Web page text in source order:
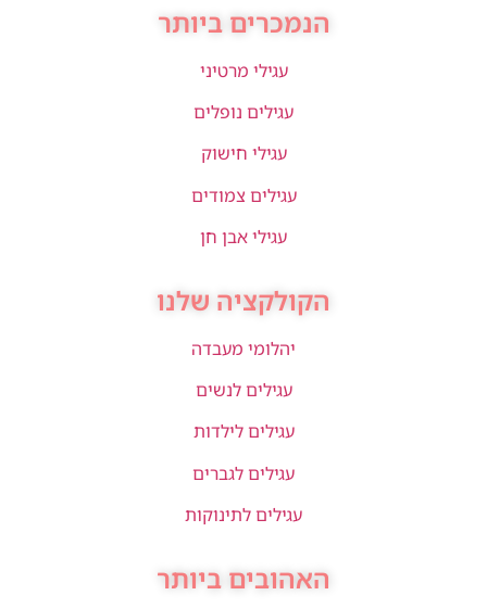
הנמכרים ביותר
עגילי מרטיני
עגילים נופלים
עגילי חישוק
עגילים צמודים
עגילי אבן חן
הקולקציה שלנו
יהלומי מעבדה
עגילים לנשים
עגילים לילדות
עגילים לגברים
עגילים לתינוקות
האהובים ביותר